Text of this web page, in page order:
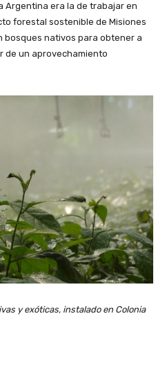
Argentina era la de trabajar en
forestal sostenible de Misiones
bosques nativos para obtener a
de un aprovechamiento
y exóticas, instalado en Colonia